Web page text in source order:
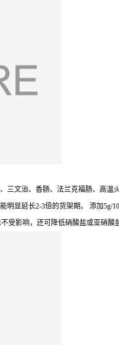
三文治、香肠、法兰克福肠、高
显延长2-3倍的货架期。 添加
影响，还可降低硝酸盐或亚硝